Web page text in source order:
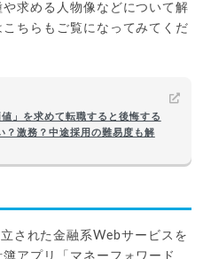
求める人物像などについて解
ちらもご覧になってみてくだ
」を求めて転職すると後悔する
？激務？中途採用の難易度も解
された金融系Webサービスを
アプリ「マネーフォワード